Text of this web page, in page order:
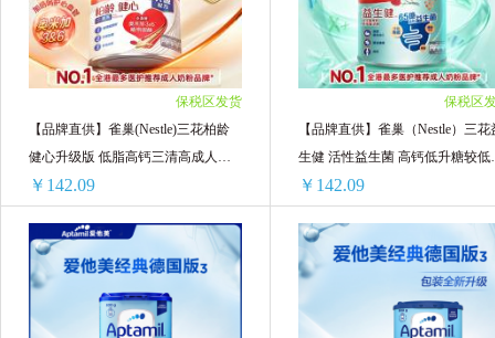
3罐装 ￥749.25(￥249.75/单罐)
4罐装 ￥999(￥249.75/单罐)
5罐装 ￥1248.75(￥249.75/单罐)
6罐装 ￥1498.5(￥249.75/单罐)
4罐装 ￥905.76(￥226.44/单罐)
5罐装 ￥1132.2(￥226.44/单罐)
6罐装 ￥1358.64(￥226.44/单罐)
保税区发货
【品牌直供】雀巢(Nestle)三花柏龄
健心升级版 低脂高钙三清高成人奶
粉750g/罐
￥142.09
1罐装 ￥142.09(￥142.09/单罐)
2罐装 ￥284.18(￥142.09/单罐)
保税区
【品牌直供】雀巢（Nestle）三花
生健 活性益生菌 高钙低升糖较低
奶粉 750g/罐
￥142.09
1罐装 ￥142.09(￥142.09/单罐)
2罐装 ￥284.18(￥142.09/单罐)